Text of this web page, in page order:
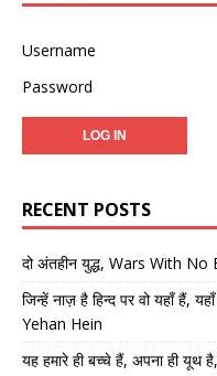
Username
Password
RECENT POSTS
दो अंतहीन युद्ध, Wars With No
जिन्हें नाज़ है हिन्द पर वो यहाँ हैं,
Yehan Hein
यह हमारे ही बच्चे हैं, अपना ही